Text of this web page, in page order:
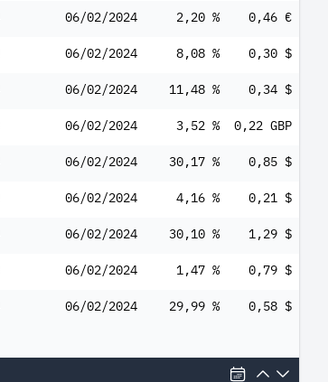
06/02/2024 2,20 % 0,46 €
06/02/2024 8,08 % 0,30 $
06/02/2024 11,48 % 0,34 $
06/02/2024 3,52 % 0,22 GBP
06/02/2024 30,17 % 0,85 $
06/02/2024 4,16 % 0,21 $
06/02/2024 30,10 % 1,29 $
06/02/2024 1,47 % 0,79 $
06/02/2024 29,99 % 0,58 $